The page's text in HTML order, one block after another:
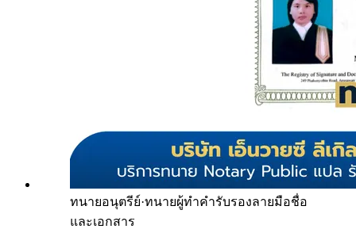
ทนายอนุตรีย์·ทนายผู้ทำคำรับรองลายมือชื่อ
และเอกสาร